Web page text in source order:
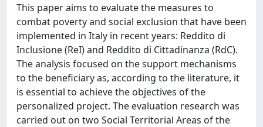
This paper aims to evaluate the measures to
combat poverty and social exclusion that have been
implemented in Italy in recent years: Reddito di
Inclusione (ReI) and Reddito di Cittadinanza (RdC).
The analysis focused on the support mechanisms
to the beneficiary as, according to the literature, it
is essential to achieve the objectives of the
personalized project. The evaluation research was
carried out on two Social Territorial Areas of the